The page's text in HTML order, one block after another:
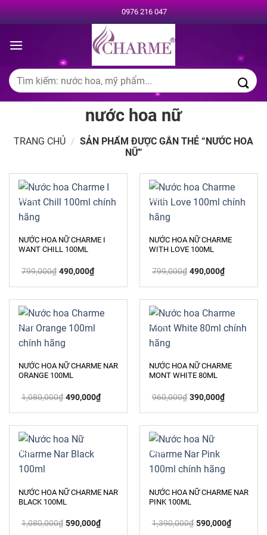
Chuyển
đến
dung
0976 216 047
Tìm
kiếm:
nước hoa nữ
TRANG CHỦ / SẢN PHẨM ĐƯỢC GẮN THẺ “NƯỚC HOA
NỮ”
-39%
NƯỚC HOA NỮ CHARME I
WANT CHILL 100ML
799,000₫ Giá
gốc
490,000₫Giá
hiện
490,000₫.
-39%
NƯỚC HOA NỮ CHARME
WITH LOVE 100ML
799,000₫ Giá
gốc
490,000₫Giá
hiện
490,000₫.
-55%
NƯỚC HOA NỮ CHARME NAR
ORANGE 100ML
1,080,000₫ Giá
gốc
490,000₫Giá
hiện
490,000₫.
-59%
NƯỚC HOA NỮ CHARME
MONT WHITE 80ML
960,000₫ Giá
gốc
390,000₫Giá
hiện
390,000₫.
-45%
NƯỚC HOA NỮ CHARME NAR
BLACK 100ML
1,080,000₫ Giá
gốc
590,000₫Giá
hiện
-58%
NƯỚC HOA NỮ CHARME NAR
PINK 100ML
1,390,000₫ Giá
gốc
590,000₫Giá
hiện